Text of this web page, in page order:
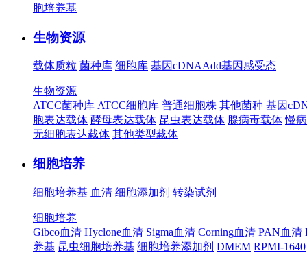
胞培养基
生物资源
载体质粒 菌种库 细胞库 基因cDNAAdd基因感受态
生物资源
ATCC菌种库 ATCC细胞库 普通细胞株 其他菌种 基因
胞表达载体 酵母表达载体 昆虫表达载体 腺病毒载体 慢
无细胞表达载体 其他类型载体
细胞培养
细胞培养基 血清 细胞添加剂 转染试剂
细胞培养
Gibco血清 Hyclone血清 Sigma血清 Corning血清 PAN血清
养基 昆虫细胞培养基 细胞培养添加剂 DMEM RPMI-1640